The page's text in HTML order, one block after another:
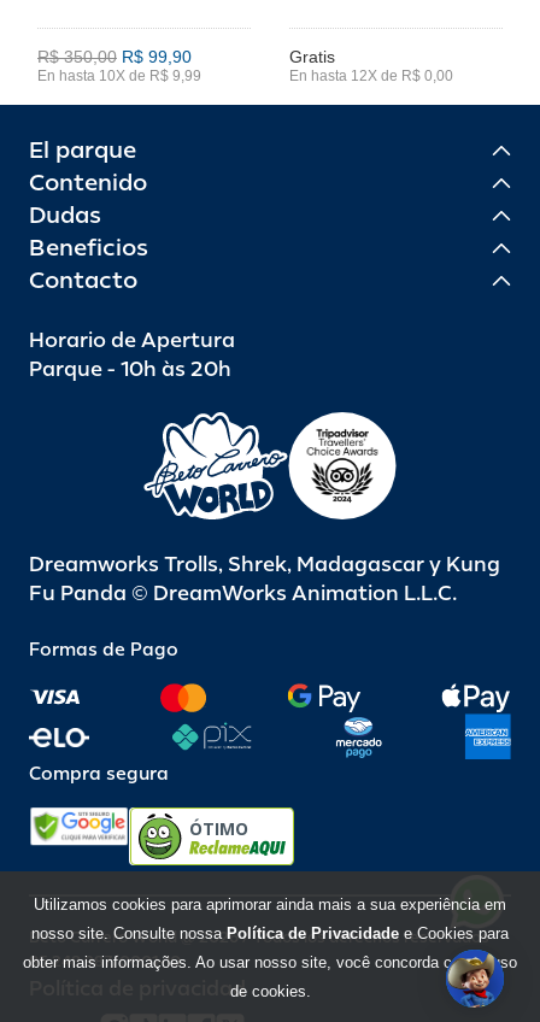
R$ 350,00 R$ 99,90
En hasta 10X de R$ 9,99
Gratis
En hasta 12X de R$ 0,00
El parque
Contenido
Dudas
Beneficios
Contacto
Horario de Apertura
Parque - 10h às 20h
Dreamworks Trolls, Shrek, Madagascar y Kung
Fu Panda © DreamWorks Animation L.L.C.
Formas de Pago
Compra segura
ÓTIMO
Beto Carrero World @ 2026 / Todos los derechos reservados
85.248.987/0001-10
Política de privacidad
Utilizamos cookies para aprimorar ainda mais a sua experiência em
nosso site. Consulte nossa Política de Privacidade e Cookies para
obter mais informações. Ao usar nosso site, você concorda com o uso
de cookies.